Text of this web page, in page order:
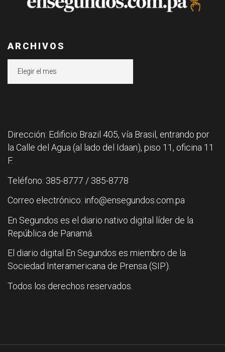
ARCHIVOS
Dirección: Edificio Brazil 405, vía Brasil, entrando por
la Calle del Agua (al lado del Idaan), piso 11, oficina 11
F.
Teléfono: 385-8777 / 385-8778
Correo electrónico: info@ensegundos.com.pa
En Segundos es el diario nativo digital líder de la
República de Panamá.
El diario digital En Segundos es miembro de la
Sociedad Interamericana de Prensa (SIP).
Todos los derechos reservados.